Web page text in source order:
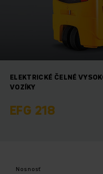
ELEKTRICKÉ ČELNÉ
VOZÍKY
EFG 218
Nosnosť